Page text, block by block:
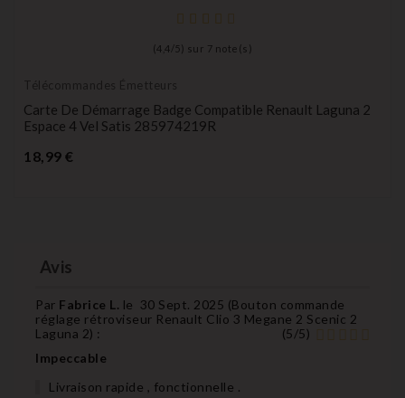
(4,4 / 5) sur 7 note(s)
Télécommandes Émetteurs
Carte De Démarrage Badge Compatible Renault Laguna 2
Espace 4 Vel Satis 285974219R
18,99 €
Avis
Par Fabrice L. le 30 Sept. 2025 (Bouton commande
réglage rétroviseur Renault Clio 3 Megane 2 Scenic 2
Laguna 2) : (5/5)
Impeccable
Livraison rapide , fonctionnelle .